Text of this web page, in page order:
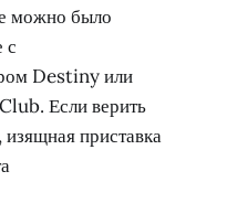
можно было
с
Destiny или
Если верить
приставка